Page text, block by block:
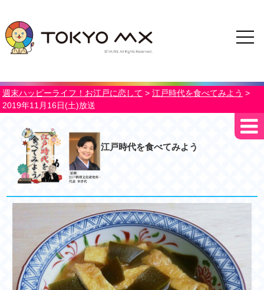
週末ハッピーライフ！お江戸に恋して > 江戸時代を食べてみよう >
2019年11月16日(土)放送
江戸時代を食べてみよう